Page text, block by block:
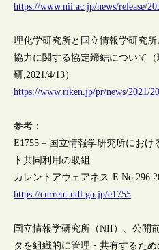
https://www.nii.ac.jp/news/release/
理化学研究所と国立情報学研究所
協力に関する協定締結について（
研,2021/4/13）
https://www.riken.jp/pr/news/2021/
参考：
E1755 – 国立情報学研究所におけ
ト共同利用の取組
カレントアウェアネス-E No.296
https://current.ndl.go.jp/e1755
国立情報学研究所（NII）、公開
タを組織的に管理・共有するた